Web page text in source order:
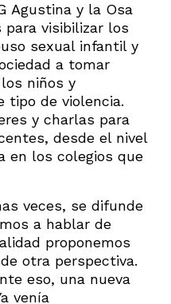
Agustina y la Osa
para visibilizar los
sexual infantil y
a tomar
niños y
tipo de violencia.
y charlas para
desde el nivel
en los colegios que
veces, se difunde
a hablar de
proponemos
otra perspectiva.
eso, una nueva
venía